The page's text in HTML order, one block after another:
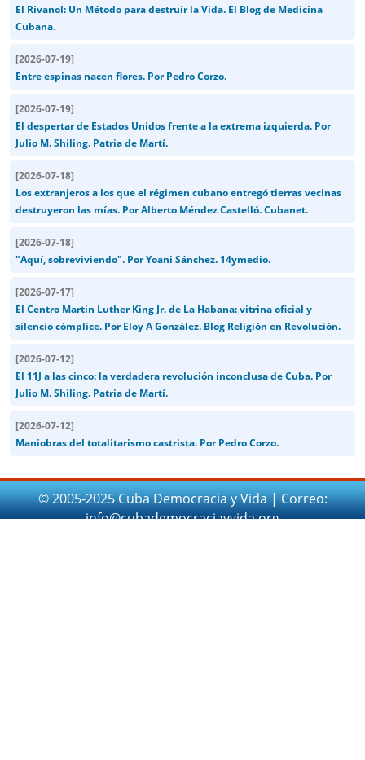
El Rivanol: Un Método para destruir la Vida. El Blog de Medicina
Cubana.
[2026-07-19]
Entre espinas nacen flores. Por Pedro Corzo.
[2026-07-19]
El despertar de Estados Unidos frente a la extrema izquierda. Por
Julio M. Shiling. Patria de Martí.
[2026-07-18]
Los extranjeros a los que el régimen cubano entregó tierras vecinas
destruyeron las mías. Por Alberto Méndez Castelló. Cubanet.
[2026-07-18]
"Aquí, sobreviviendo". Por Yoani Sánchez. 14ymedio.
[2026-07-17]
El Centro Martin Luther King Jr. de La Habana: vitrina oficial y
silencio cómplice. Por Eloy A González. Blog Religión en Revolución.
[2026-07-12]
El 11J a las cinco: la verdadera revolución inconclusa de Cuba. Por
Julio M. Shiling. Patria de Martí.
[2026-07-12]
Maniobras del totalitarismo castrista. Por Pedro Corzo.
© 2005-2025 Cuba Democracia y Vida | Correo:
info@cubademocraciayvida.org